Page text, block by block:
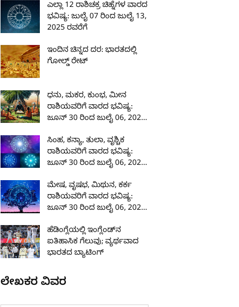
ಎಲ್ಲಾ 12 ರಾಶಿಚಕ್ರ ಚಿಹ್ನೆಗಳ ವಾರದ
ಭವಿಷ್ಯ: ಜುಲೈ 07 ರಿಂದ ಜುಲೈ 13,
2025 ರವರೆಗೆ
ಇಂದಿನ ಚಿನ್ನದ ದರ: ಭಾರತದಲ್ಲಿ
ಗೋಲ್ಡ್ ರೇಟ್
ಧನು, ಮಕರ, ಕುಂಭ, ಮೀನ
ರಾಶಿಯವರಿಗೆ ವಾರದ ಭವಿಷ್ಯ:
ಜೂನ್ 30 ರಿಂದ ಜುಲೈ 06, 2025
ಸಿಂಹ, ಕನ್ಯಾ, ತುಲಾ, ವೃಶ್ಚಿಕ
ರಾಶಿಯವರಿಗೆ ವಾರದ ಭವಿಷ್ಯ:
ಜೂನ್ 30 ರಿಂದ ಜುಲೈ 06, 2025
ಮೇಷ, ವೃಷಭ, ಮಿಥುನ, ಕರ್ಕ
ರಾಶಿಯವರಿಗೆ ವಾರದ ಭವಿಷ್ಯ:
ಜೂನ್ 30 ರಿಂದ ಜುಲೈ 06, 2025
ಹೆಡಿಂಗ್ಲೆಯಲ್ಲಿ ಇಂಗ್ಲೆಂಡ್‌ನ
ಐತಿಹಾಸಿಕ ಗೆಲುವು; ವ್ಯರ್ಥವಾದ
ಭಾರತದ ಬ್ಯಾಟಿಂಗ್
ಲೇಖಕರ ವಿವರ